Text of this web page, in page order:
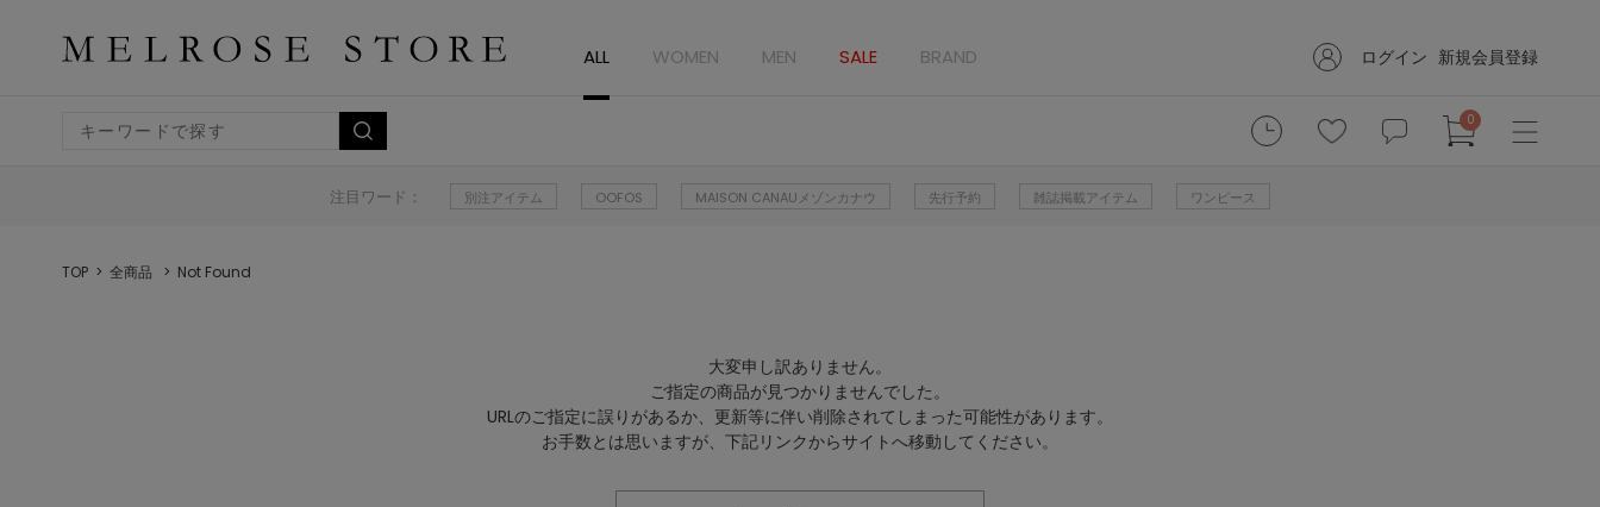
ALL WOMEN MEN SALE BRAND ログイン 新規会員登録
0
注目ワード： 別注アイテム OOFOS MAISON CANAUメゾンカナウ 先行予約 雑誌掲載アイテム ワンピース
TOP 全商品 Not Found
大変申し訳ありません。
ご指定の商品が見つかりませんでした。
URLのご指定に誤りがあるか、更新等に伴い削除されてしまった可能性があります。
お手数とは思いますが、下記リンクからサイトへ移動してください。